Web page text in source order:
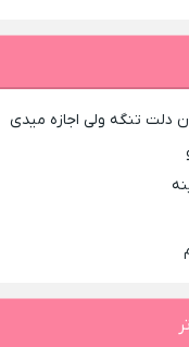
دلت تنگه ولی اجازه میدی